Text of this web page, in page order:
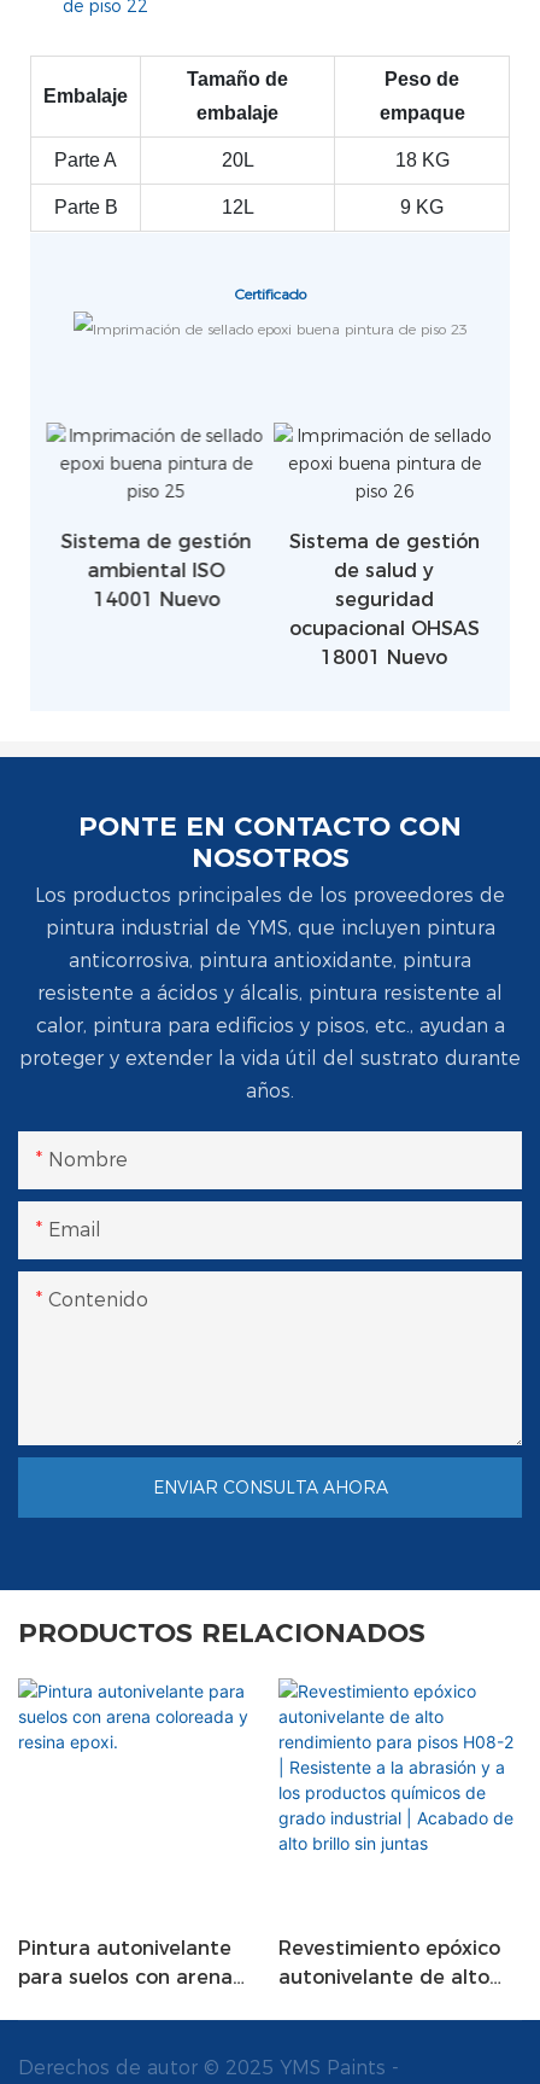
Embalaje
Tamaño de
embalaje
Peso de
empaque
Parte A 20L 18 KG
Parte B 12L 9 KG
Certificado
Sistema de gestión
ambiental ISO
14001 Nuevo
Sistema de gestión
de salud y
seguridad
ocupacional OHSAS
18001 Nuevo
PONTE EN CONTACTO CON
NOSOTROS
Los productos principales de los proveedores de
pintura industrial de YMS, que incluyen pintura
anticorrosiva, pintura antioxidante, pintura
resistente a ácidos y álcalis, pintura resistente al
calor, pintura para edificios y pisos, etc., ayudan a
proteger y extender la vida útil del sustrato durante
años.
Nombre
Email
Contenido
ENVIAR CONSULTA AHORA
PRODUCTOS RELACIONADOS
Pintura autonivelante
para suelos con arena
Revestimiento epóxico
autonivelante de alto
abrasión y a los
Derechos de autor © 2025 YMS Paints -